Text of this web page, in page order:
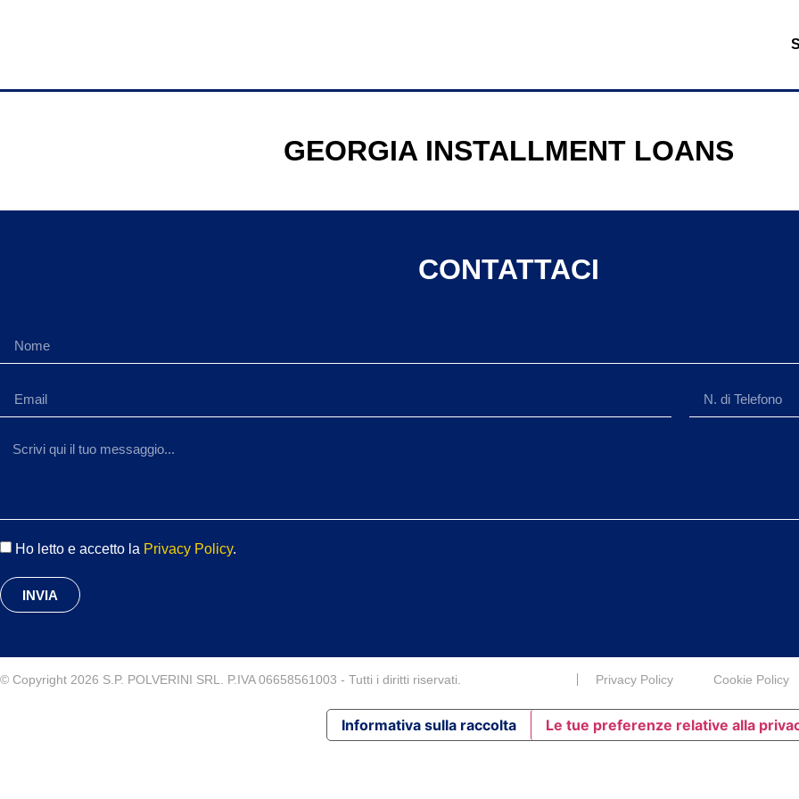
GEORGIA INSTALLMENT LOANS
CONTATTACI
Ho letto e accetto la Privacy Policy.
INVIA
© Copyright 2026 S.P. POLVERINI SRL. P.IVA 06658561003 - Tutti i diritti riservati. Privacy Policy Cookie Policy
Informativa sulla raccolta Le tue preferenze relative alla